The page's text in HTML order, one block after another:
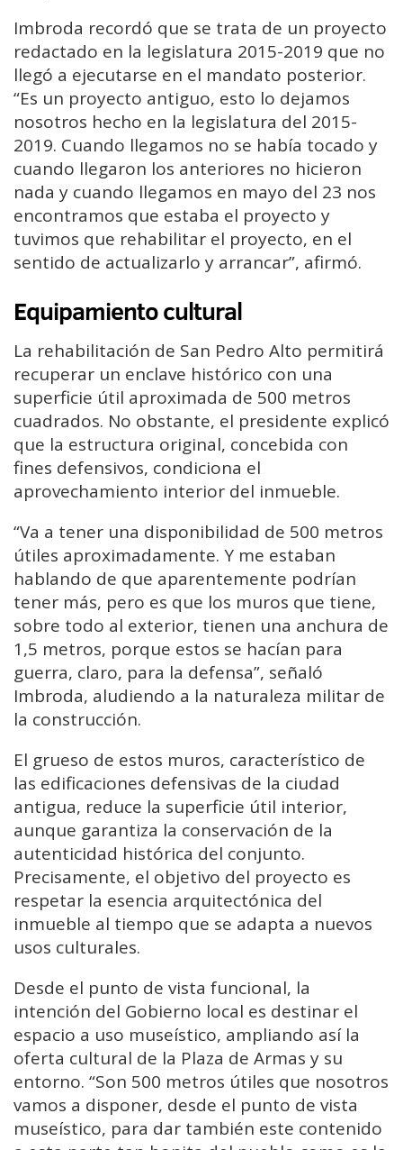
Imbroda recordó que se trata de un proyecto
redactado en la legislatura 2015-2019 que no
llegó a ejecutarse en el mandato posterior.
“Es un proyecto antiguo, esto lo dejamos
nosotros hecho en la legislatura del 2015-
2019. Cuando llegamos no se había tocado y
cuando llegaron los anteriores no hicieron
nada y cuando llegamos en mayo del 23 nos
encontramos que estaba el proyecto y
tuvimos que rehabilitar el proyecto, en el
sentido de actualizarlo y arrancar”, afirmó.
Equipamiento cultural
La rehabilitación de San Pedro Alto permitirá
recuperar un enclave histórico con una
superficie útil aproximada de 500 metros
cuadrados. No obstante, el presidente explicó
que la estructura original, concebida con
fines defensivos, condiciona el
aprovechamiento interior del inmueble.
“Va a tener una disponibilidad de 500 metros
útiles aproximadamente. Y me estaban
hablando de que aparentemente podrían
tener más, pero es que los muros que tiene,
sobre todo al exterior, tienen una anchura de
1,5 metros, porque estos se hacían para
guerra, claro, para la defensa”, señaló
Imbroda, aludiendo a la naturaleza militar de
la construcción.
El grueso de estos muros, característico de
las edificaciones defensivas de la ciudad
antigua, reduce la superficie útil interior,
aunque garantiza la conservación de la
autenticidad histórica del conjunto.
Precisamente, el objetivo del proyecto es
respetar la esencia arquitectónica del
inmueble al tiempo que se adapta a nuevos
usos culturales.
Desde el punto de vista funcional, la
intención del Gobierno local es destinar el
espacio a uso museístico, ampliando así la
oferta cultural de la Plaza de Armas y su
entorno. “Son 500 metros útiles que nosotros
vamos a disponer, desde el punto de vista
museístico, para dar también este contenido